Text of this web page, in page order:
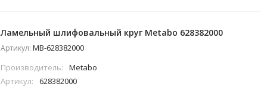
Ламельный шлифовальный круг Metabo 628382000
Артикул: MB-628382000
Производитель:
Metabo
Артикул:
628382000